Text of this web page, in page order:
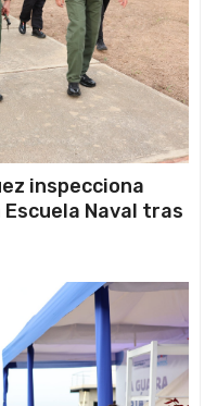
inspecciona
Naval tras
Guaira